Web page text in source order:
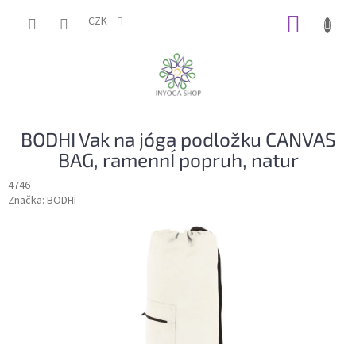
CZK
BODHI Vak na jóga podložku CANVAS
BAG, ramennÍ popruh, natur
4746
Značka: BODHI